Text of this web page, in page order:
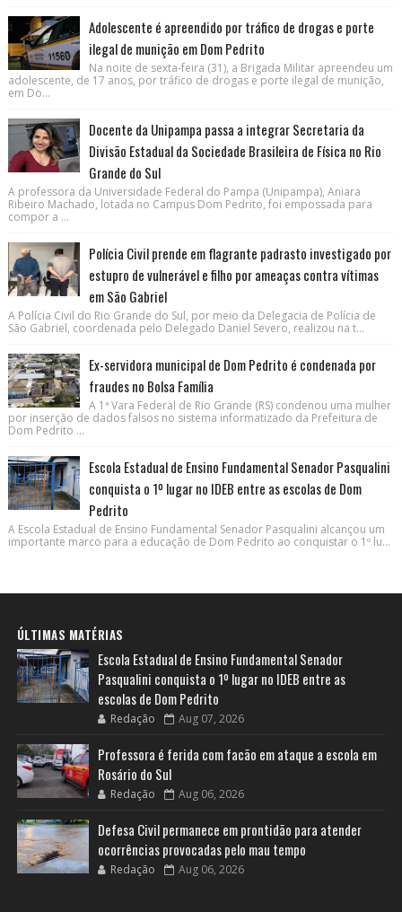
Adolescente é apreendido por tráfico de drogas e porte
ilegal de munição em Dom Pedrito
Na noite de sexta-feira (31), a Brigada Militar apreendeu um
adolescente, de 17 anos, por tráfico de drogas e porte ilegal de munição,
em Do...
Docente da Unipampa passa a integrar Secretaria da
Divisão Estadual da Sociedade Brasileira de Física no Rio
Grande do Sul
A professora da Universidade Federal do Pampa (Unipampa), Aniara
Ribeiro Machado, lotada no Campus Dom Pedrito, foi empossada para
compor a ...
Polícia Civil prende em flagrante padrasto investigado por
estupro de vulnerável e filho por ameaças contra vítimas
em São Gabriel
A Polícia Civil do Rio Grande do Sul, por meio da Delegacia de Polícia de
São Gabriel, coordenada pelo Delegado Daniel Severo, realizou na t...
Ex-servidora municipal de Dom Pedrito é condenada por
fraudes no Bolsa Família
A 1ª Vara Federal de Rio Grande (RS) condenou uma mulher
por inserção de dados falsos no sistema informatizado da Prefeitura de
Dom Pedrito ...
Escola Estadual de Ensino Fundamental Senador Pasqualini
conquista o 1º lugar no IDEB entre as escolas de Dom
Pedrito
A Escola Estadual de Ensino Fundamental Senador Pasqualini alcançou um
importante marco para a educação de Dom Pedrito ao conquistar o 1º lu...
ÚLTIMAS MATÉRIAS
Escola Estadual de Ensino Fundamental Senador
Pasqualini conquista o 1º lugar no IDEB entre as
escolas de Dom Pedrito
Redação Aug 07, 2026
Professora é ferida com facão em ataque a escola em
Rosário do Sul
Redação Aug 06, 2026
Defesa Civil permanece em prontidão para atender
ocorrências provocadas pelo mau tempo
Redação Aug 06, 2026